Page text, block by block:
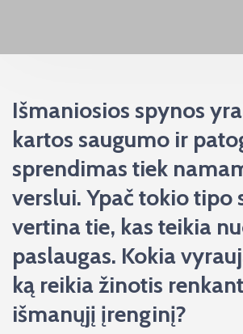
Išmaniosios spynos
kartos saugumo ir
sprendimas tiek
verslui. Ypač tokio tipo
vertina tie, kas teikia
paslaugas. Kokia
ką reikia žinotis
išmanųjį įrenginį?